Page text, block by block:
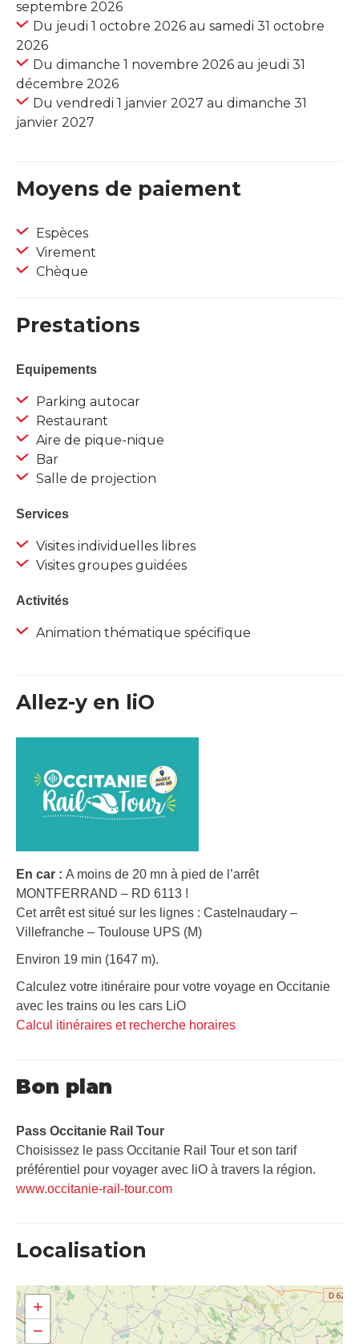
septembre 2026
Du jeudi 1 octobre 2026 au samedi 31 octobre
2026
Du dimanche 1 novembre 2026 au jeudi 31
décembre 2026
Du vendredi 1 janvier 2027 au dimanche 31
janvier 2027
Moyens de paiement
Espèces
Virement
Chèque
Prestations
Equipements
Parking autocar
Restaurant
Aire de pique-nique
Bar
Salle de projection
Services
Visites individuelles libres
Visites groupes guidées
Activités
Animation thématique spécifique
Allez-y en liO
En car : A moins de 20 mn à pied de l’arrêt
MONTFERRAND – RD 6113 !
Cet arrêt est situé sur les lignes : Castelnaudary –
Villefranche – Toulouse UPS (M)
Environ 19 min (1647 m).
Calculez votre itinéraire pour votre voyage en Occitanie
avec les trains ou les cars LiO
Calcul itinéraires et recherche horaires
Bon plan
Pass Occitanie Rail Tour​
Choisissez le pass Occitanie Rail Tour et son tarif
préférentiel pour voyager avec liO à travers la région.
www.occitanie-rail-tour.com
Localisation
+
−